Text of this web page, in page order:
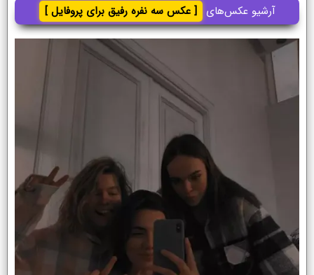
آرشیو عکس‌های [ عکس سه نفره رفیق برای پروفایل ]